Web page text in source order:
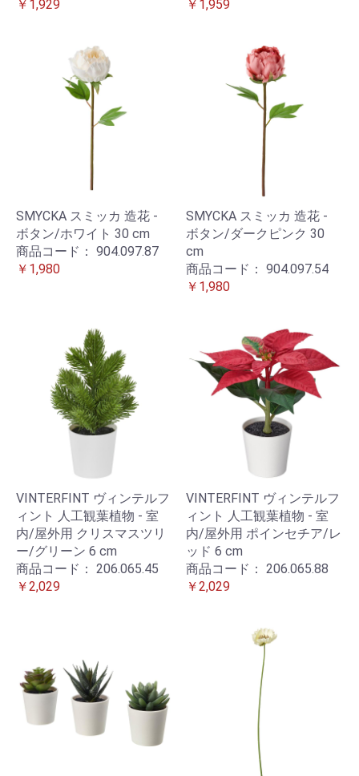
￥1,929
￥1,959
SMYCKA スミッカ 造花 -
ボタン/ホワイト 30 cm
商品コード： 904.097.87
￥1,980
SMYCKA スミッカ 造花 -
ボタン/ダークピンク 30
cm
商品コード： 904.097.54
￥1,980
VINTERFINT ヴィンテルフ
ィント 人工観葉植物 - 室
内/屋外用 クリスマスツリ
ー/グリーン 6 cm
商品コード： 206.065.45
￥2,029
VINTERFINT ヴィンテルフ
ィント 人工観葉植物 - 室
内/屋外用 ポインセチア/レ
ッド 6 cm
商品コード： 206.065.88
￥2,029